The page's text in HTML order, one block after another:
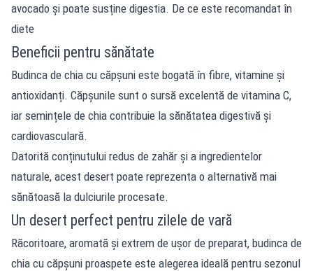
avocado și poate susține digestia. De ce este recomandat în
diete
Beneficii pentru sănătate
Budinca de chia cu căpșuni este bogată în fibre, vitamine și
antioxidanți. Căpșunile sunt o sursă excelentă de vitamina C,
iar semințele de chia contribuie la sănătatea digestivă și
cardiovasculară.
Datorită conținutului redus de zahăr și a ingredientelor
naturale, acest desert poate reprezenta o alternativă mai
sănătoasă la dulciurile procesate.
Un desert perfect pentru zilele de vară
Răcoritoare, aromată și extrem de ușor de preparat, budinca de
chia cu căpșuni proaspete este alegerea ideală pentru sezonul